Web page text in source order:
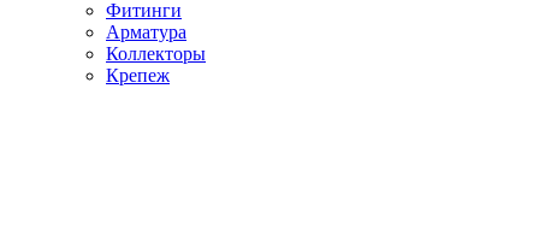
Фитинги
Арматура
Коллекторы
Крепеж